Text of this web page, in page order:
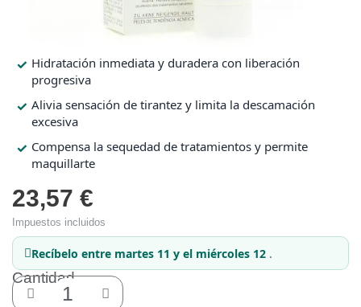
Óptica
Ortopedia
Salud
Óptica
Ortopedia
Salud
Hidratación inmediata y duradera con liberación
progresiva
Alivia sensación de tirantez y limita la descamación
excesiva
Compensa la sequedad de tratamientos y permite
maquillarte
23,57 €
Impuestos incluidos
Recíbelo entre martes 11 y el miércoles 12 .
Cantidad